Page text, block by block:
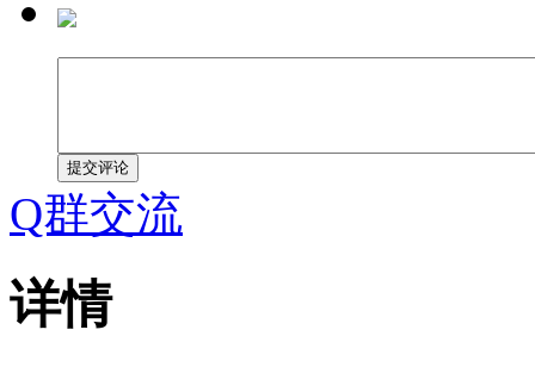
提交评论
Q群交流
详情